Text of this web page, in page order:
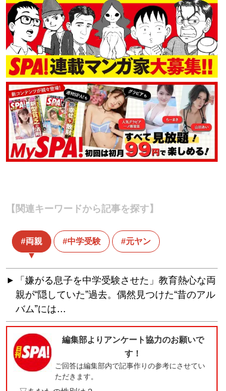
【関連キーワードから記事を探す】
両親 中学受験 元ヤン
「嫌がる息子を中学受験させた」教育熱心な両
親が“隠していた”過去。偶然見つけた“昔のアル
バム”には…